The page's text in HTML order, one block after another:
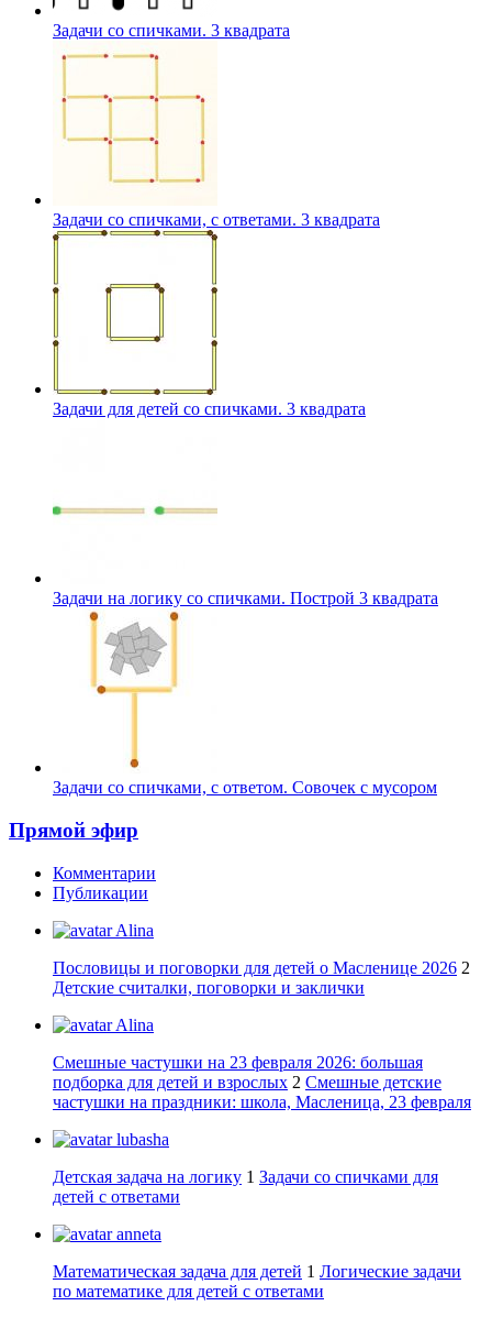
Задачи со спичками. 3 квадрата
Задачи со спичками, с ответами. 3 квадрата
Задачи для детей со спичками. 3 квадрата
Задачи на логику со спичками. Построй 3 квадрата
Задачи со спичками, с ответом. Совочек с мусором
Прямой эфир
Комментарии
Публикации
Alina
Пословицы и поговорки для детей о Масленице 2026 2
Детские считалки, поговорки и заклички
Alina
Смешные частушки на 23 февраля 2026: большая
подборка для детей и взрослых 2 Смешные детские
частушки на праздники: школа, Масленица, 23 февраля
lubasha
Детская задача на логику 1 Задачи со спичками для
детей с ответами
anneta
Математическая задача для детей 1 Логические задачи
по математике для детей с ответами